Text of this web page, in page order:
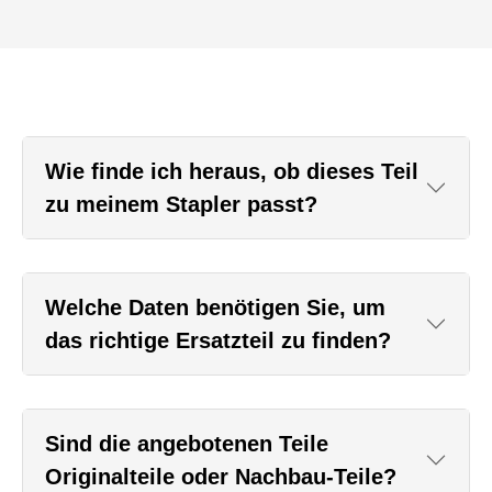
Wie finde ich heraus, ob dieses Teil
zu meinem Stapler passt?
Welche Daten benötigen Sie, um
das richtige Ersatzteil zu finden?
Sind die angebotenen Teile
Originalteile oder Nachbau-Teile?